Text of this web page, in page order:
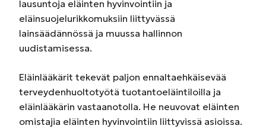
lausuntoja eläinten hyvinvointiin ja
eläinsuojelurikkomuksiin liittyvässä
lainsäädännössä ja muussa hallinnon
uudistamisessa.
Eläinlääkärit tekevät paljon ennaltaehkäisevää
terveydenhuoltotyötä tuotantoeläintiloilla ja
eläinlääkärin vastaanotolla. He neuvovat eläinten
omistajia eläinten hyvinvointiin liittyvissä asioissa.